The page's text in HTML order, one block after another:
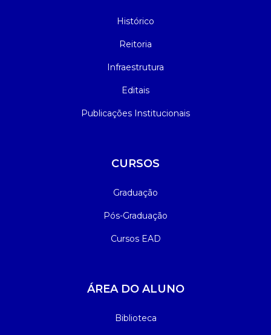
Histórico
Reitoria
Infraestrutura
Editais
Publicações Institucionais
CURSOS
Graduação
Pós-Graduação
Cursos EAD
ÁREA DO ALUNO
Biblioteca